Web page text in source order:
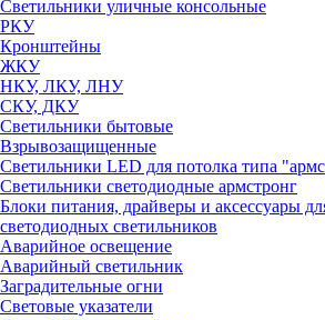
Светильники уличные консольные
РКУ
Кронштейны
ЖКУ
НКУ, ЛКУ, ЛНУ
СКУ, ДКУ
Светильники бытовые
Взрывозащищенные
Светильники LED для потолка типа
Светильники светодиодные армстронг
Блоки питания, драйверы и аксессуары
светодиодных светильников
Аварийное освещение
Аварийный светильник
Заградительные огни
Световые указатели